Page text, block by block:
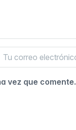
vez que comente.